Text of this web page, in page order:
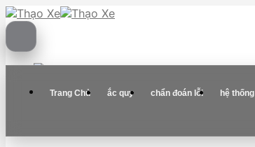
Skip
to
Trang Chủ ắc quy chẩn đoán lỗi hệ